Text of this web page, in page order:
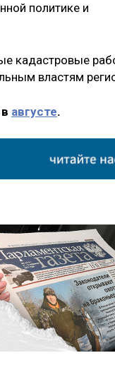
политике и
кадастровые
властям
августе.